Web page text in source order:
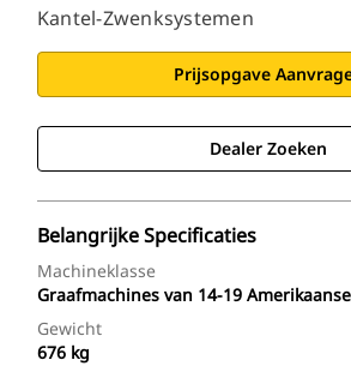
Kantel-Zwenksystemen
Prijsopgave
Dealer Zoeken
Belangrijke Specificaties
Machineklasse
Graafmachines van 14-19
Gewicht
676 kg